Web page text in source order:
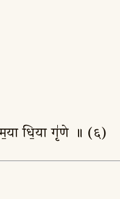
तम॒या धि॒या गृ॑णे ॥ (६)